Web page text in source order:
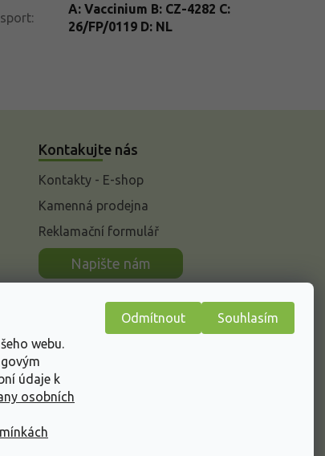
webu.
údaje k
osobních
Odmítnout Souhlasím
:
A: Vaccinium B: CZ-4282 C:
26/FP/0119 D: NL
Kontakujte nás
Kontakty - E-shop
Kamenná prodejna
Reklamační formulář
Napište nám